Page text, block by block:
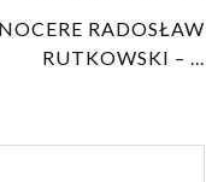
RADOSŁAW
RUTKOWSKI – ...